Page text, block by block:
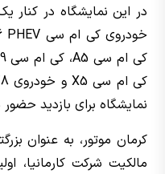
در این نمایشگاه در
نمایشگاه برای بازدید
کرمان موتور، به عنوان
مالکیت شرکت کارمانیا،